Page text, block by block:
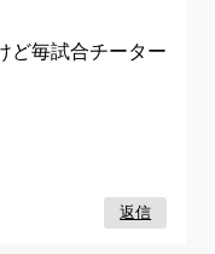
ど毎試合チーター
返信